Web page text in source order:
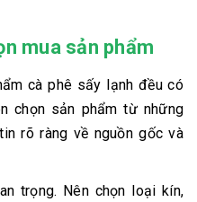
mua sản phẩm
cà phê sấy lạnh đều có
chọn sản phẩm từ những
rõ ràng về nguồn gốc và
trọng. Nên chọn loại kín,